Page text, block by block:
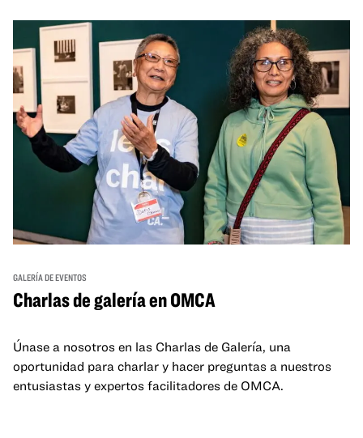
GALERÍA DE EVENTOS
Charlas de galería en OMCA
Únase a nosotros en las Charlas de Galería, una
oportunidad para charlar y hacer preguntas a nuestros
entusiastas y expertos facilitadores de OMCA.